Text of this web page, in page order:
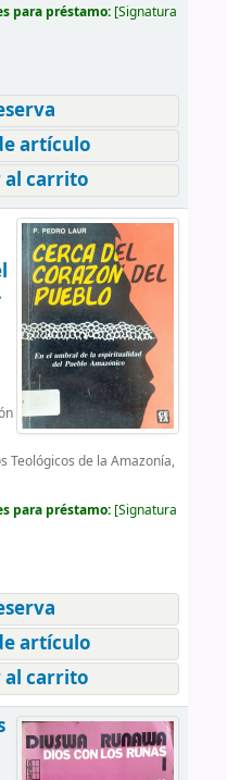
para préstamo: Signatura
artículo
carrito
Teológicos de la Amazonía,
para préstamo: Signatura
artículo
carrito